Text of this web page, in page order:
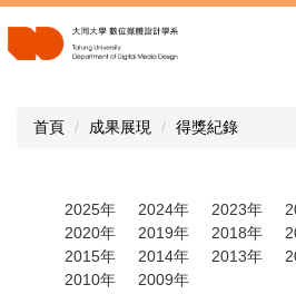
主
首頁 成果展現 得獎紀錄
2025年 2024年 2023年
2020年
2019年 2018年
2015年
2014年 2013年
2010年
2009年